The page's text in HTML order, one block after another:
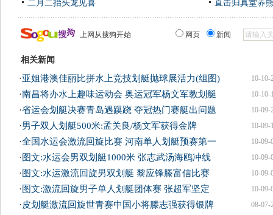
二月二抬头龙见喜 直击归真堂养
上网从搜狗开始 网页 新闻
相关新闻
10-10-
·亚姐港澳佳丽比拼水上竞技划艇抛球展活力(组图)
10-10-
·南昌将办水上趣味运动会 奥运冠军杨文军教划艇
10-09-
·省运会划艇决赛青岛遇蹊跷 夺冠热门赛艇出问题
10-09-
·男子双人划艇500米:孟关良/杨文军获得金牌
10-09-
·全国水运会激流回旋比赛 河南单人划艇预赛第一
10-09-
· 图文:水运会男双划艇1000米 张志武汤海鸥冲线
10-09-
· 图文:水运激流回旋男双划艇 黎应锋滕富信比赛
10-09-
· 图文:激流回旋男子单人划艇团体赛 张超军坚定
08-07-
·皮划艇激流回旋世青赛中国小将滕志强获得银牌